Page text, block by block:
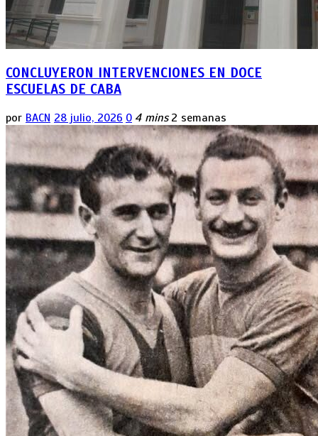
CONCLUYERON INTERVENCIONES EN DOCE
ESCUELAS DE CABA
por BACN 28 julio, 2026 0 4 mins 2 semanas